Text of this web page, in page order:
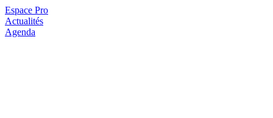
Espace Pro
Actualités
Agenda